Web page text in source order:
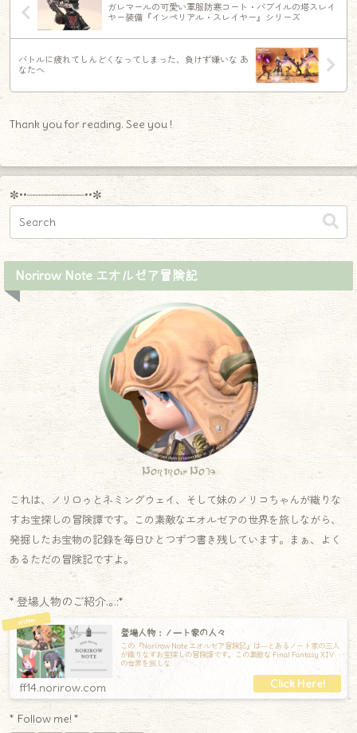
ガレマールの可愛い軍服防寒コート・バブイルの塔スレイ
ヤー装備『インペリアル・スレイヤー』シリーズ
バトルに疲れてしんどくなってしまった、負けず嫌いな あ
なたへ
Thank you for reading. See you !
✼••┈┈┈┈┈┈┈┈┈••✼
Norirow Note エオルゼア冒険記
Norirow Note
これは、ノリロゥとネミングウェイ、そして妹のノリコちゃんが織りな
すお宝探しの冒険譚です。この素敵なエオルゼアの世界を旅しながら、
発掘したお宝物の記録を毎日ひとつずつ書き残しています。まぁ、よく
あるただの冒険記ですよ。
* 登場人物のご紹介.｡.:*
登場人物：ノート家の人々
この『Norirow Note エオルゼア冒険記』は―とあるノート家の三人
が織りなすお宝探しの冒険譚です。この素敵な Final Fantasy XIV
の世界を旅しな
ff14.norirow.com
* Follow me! *